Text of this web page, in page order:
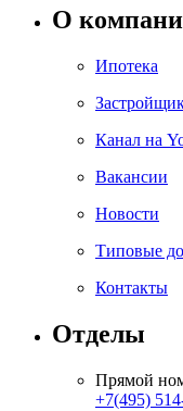
О
Ипотека
Канал на
Вакансии
Новости
Типовые
Контакты
Отделы
Прямой
+7(495)